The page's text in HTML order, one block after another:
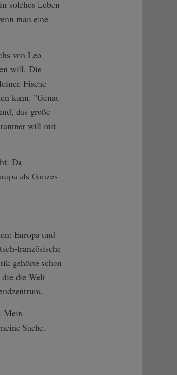
solches Leben
man eine
von Leo
will. Die
Fische
kann. "Genau
das große
will mit
Da
als Ganzes
Europa und
französische
gehörte schon
die die Welt